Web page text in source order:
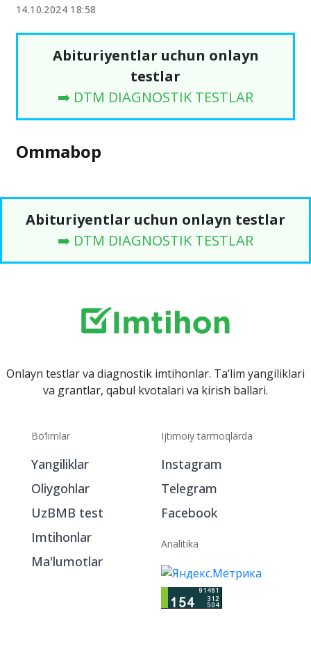
14.10.2024 18:58
Abituriyentlar uchun onlayn
testlar
➡️ DTM DIAGNOSTIK TESTLAR
Ommabop
Abituriyentlar uchun onlayn testlar
➡️ DTM DIAGNOSTIK TESTLAR
Onlayn testlar va diagnostik imtihonlar. Ta‘lim yangiliklari
va grantlar, qabul kvotalari va kirish ballari.
Bo‘limlar
Yangiliklar
Oliygohlar
UzBMB test
Imtihonlar
Ma'lumotlar
Ijtimoiy tarmoqlarda
Instagram
Telegram
Facebook
Analitika